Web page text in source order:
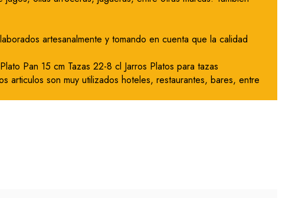
artesanalmente y tomando en cuenta que la calidad
Pan 15 cm Tazas 22-8 cl Jarros Platos para tazas
articulos son muy utilizados hoteles, restaurantes, bares, entre